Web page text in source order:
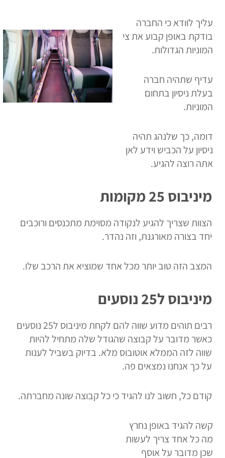
עליך לוודא כי החברה
בודקת באופן קבוע את צי
המוניות הגדולות.
עדיף שתהיה חברה
בעלת ניסיון בתחום
המוניות.
דומה, כך שלנהג תהיה
ניסיון על הכביש וידע לאן
אתה רוצה להגיע.
מיניבוס 25 מקומות
הצוות שצריך להגיע לנקודה מסוימת מתכנסים ורוכבים
יחד בצורה מאורגנת, וזה נהדר.
המצב הזה טוב יותר מכל אחד שמוציא את הרכב שלו.
מיניבוס ל25 נוסעים
רבים תוהים מדוע שווה להם לקחת מיניבוס ל25 נוסעים
כאשר מדובר על קבוצה שהגודל שלה מתחיל להיות
שווה לזה הממלא אוטובוס מלא. בדיוק בשביל לענות
על כך אנחנו נמצאים פה.
קודם כל, חשוב לנו להגיד כי כל קבוצה שונה מחברתה.
קשה להגיד באופן נחרץ
מה כל אחד צריך לעשות
שכן מדובר על אוסף